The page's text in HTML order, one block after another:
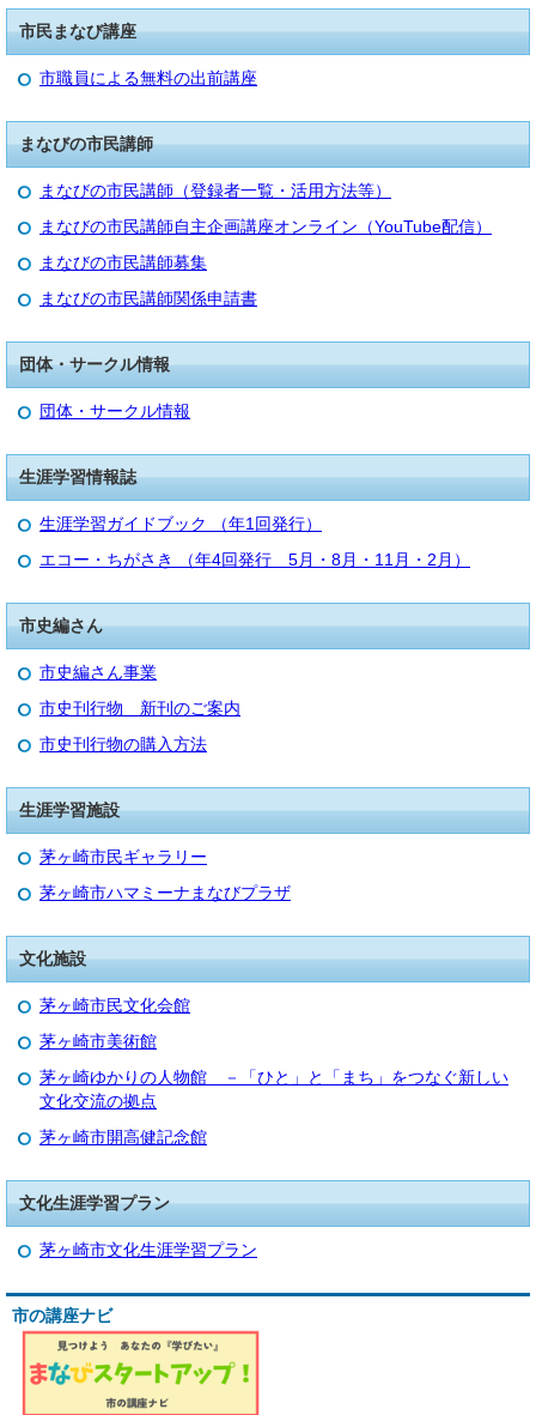
市民まなび講座
市職員による無料の出前講座
まなびの市民講師
まなびの市民講師（登録者一覧・活用方法等）
まなびの市民講師自主企画講座オンライン（YouTube配信）
まなびの市民講師募集
まなびの市民講師関係申請書
団体・サークル情報
団体・サークル情報
生涯学習情報誌
生涯学習ガイドブック （年1回発行）
エコー・ちがさき （年4回発行 5月・8月・11月・2月）
市史編さん
市史編さん事業
市史刊行物 新刊のご案内
市史刊行物の購入方法
生涯学習施設
茅ヶ崎市民ギャラリー
茅ヶ崎市ハマミーナまなびプラザ
文化施設
茅ヶ崎市民文化会館
茅ヶ崎市美術館
茅ヶ崎ゆかりの人物館 －「ひと」と「まち」をつなぐ新しい
文化交流の拠点
茅ヶ崎市開高健記念館
文化生涯学習プラン
茅ヶ崎市文化生涯学習プラン
市の講座ナビ